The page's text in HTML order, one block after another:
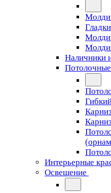
Наличники
Интерьерные
Освещение